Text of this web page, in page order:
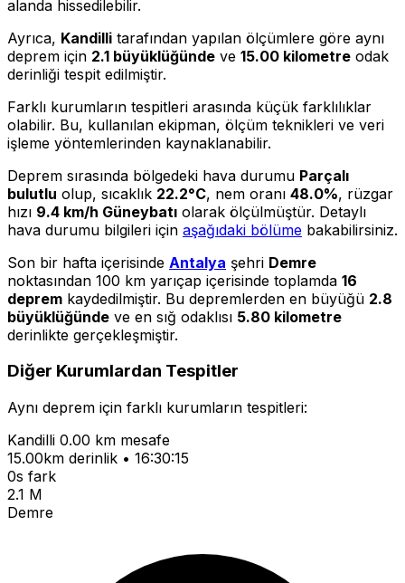
alanda hissedilebilir.
Ayrıca, Kandilli tarafından yapılan ölçümlere göre aynı
deprem için 2.1 büyüklüğünde ve 15.00 kilometre odak
derinliği tespit edilmiştir.
Farklı kurumların tespitleri arasında küçük farklılıklar
olabilir. Bu, kullanılan ekipman, ölçüm teknikleri ve veri
işleme yöntemlerinden kaynaklanabilir.
Deprem sırasında bölgedeki hava durumu Parçalı
bulutlu olup, sıcaklık 22.2°C, nem oranı 48.0%, rüzgar
hızı 9.4 km/h Güneybatı olarak ölçülmüştür. Detaylı
hava durumu bilgileri için aşağıdaki bölüme bakabilirsiniz.
Son bir hafta içerisinde Antalya şehri Demre
noktasından 100 km yarıçap içerisinde toplamda 16
deprem kaydedilmiştir. Bu depremlerden en büyüğü 2.8
büyüklüğünde ve en sığ odaklısı 5.80 kilometre
derinlikte gerçekleşmiştir.
Diğer Kurumlardan Tespitler
Aynı deprem için farklı kurumların tespitleri:
Kandilli 0.00 km mesafe
15.00km derinlik • 16:30:15
0s fark
2.1 M
Demre